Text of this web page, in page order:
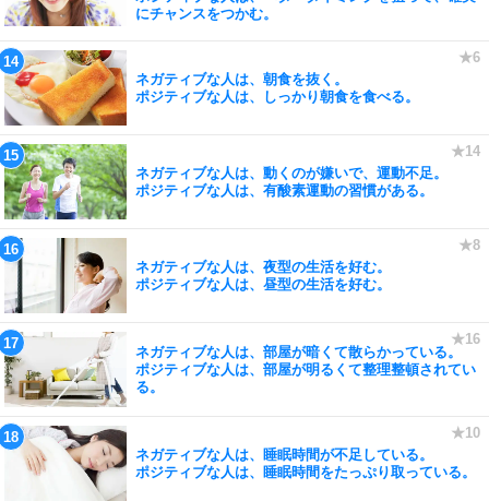
にチャンスをつかむ。
ネガティブな人は、朝食を抜く。
ポジティブな人は、しっかり朝食を食べる。
ネガティブな人は、動くのが嫌いで、運動不足。
ポジティブな人は、有酸素運動の習慣がある。
ネガティブな人は、夜型の生活を好む。
ポジティブな人は、昼型の生活を好む。
ネガティブな人は、部屋が暗くて散らかっている。
ポジティブな人は、部屋が明るくて整理整頓されてい
る。
ネガティブな人は、睡眠時間が不足している。
ポジティブな人は、睡眠時間をたっぷり取っている。